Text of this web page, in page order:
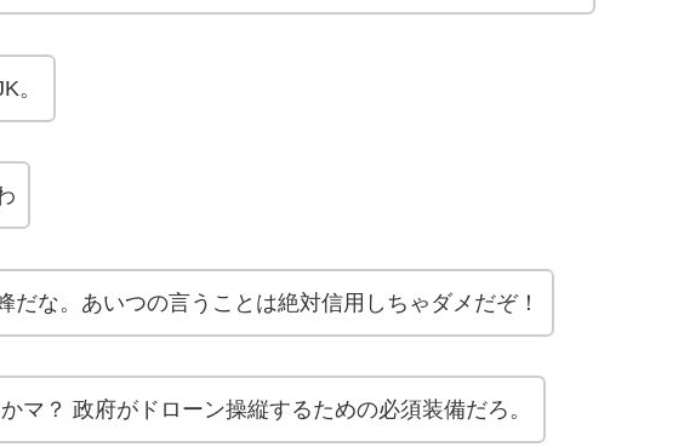
。
だな。あいつの言うことは絶対信用しちゃダメだぞ！
マ？ 政府がドローン操縦するための必須装備だろ。